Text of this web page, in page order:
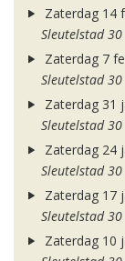
Zaterdag 14
Sleutelstad 30
Zaterdag 7
Sleutelstad 30
Zaterdag 31
Sleutelstad 30
Zaterdag 24
Sleutelstad 30
Zaterdag 17
Sleutelstad 30
Zaterdag 10